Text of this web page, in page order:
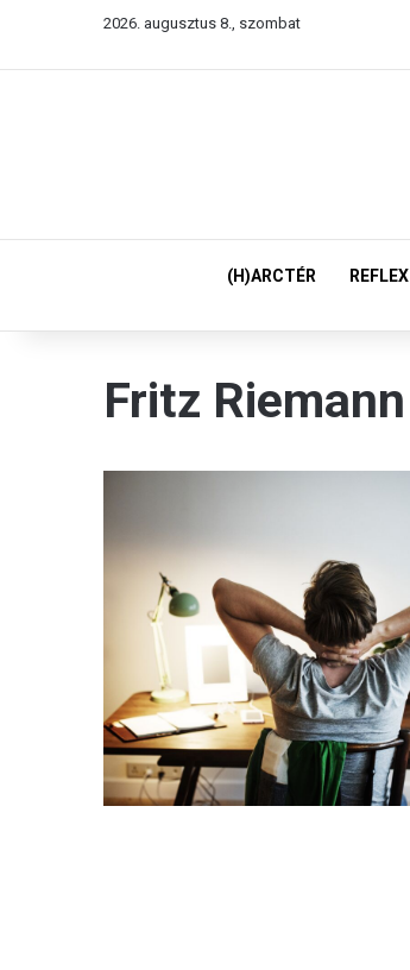
2026. augusztus 8., szombat
(H)ARCTÉR REFLEX
Fritz Riemann